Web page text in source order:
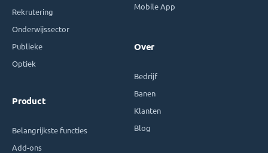
Rekrutering
Onderwijssector
Publieke
Optiek
Product
Belangrijkste functies
Add-ons
Mobile App
Over
Bedrijf
Banen
Klanten
Blog